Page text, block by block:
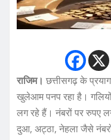
राजिम। छत्तीसगढ़ के
खुलेआम पनप रहा है।
लग रहे हैं। नंबरों पर रुपए
दुआ, अट्ठा, नेहला जैसे